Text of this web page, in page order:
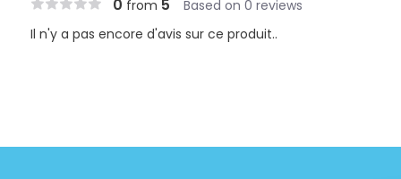
0 from 5 Based on 0 reviews
Il n'y a pas encore d'avis sur ce produit..